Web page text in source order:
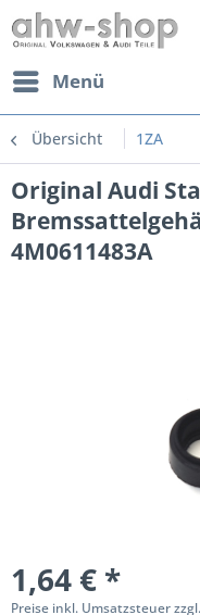
Menü
Übersicht 1ZA
Original Audi
4M0611483A
1,64 € *
Preise inkl. Umsatzsteuer zzgl.